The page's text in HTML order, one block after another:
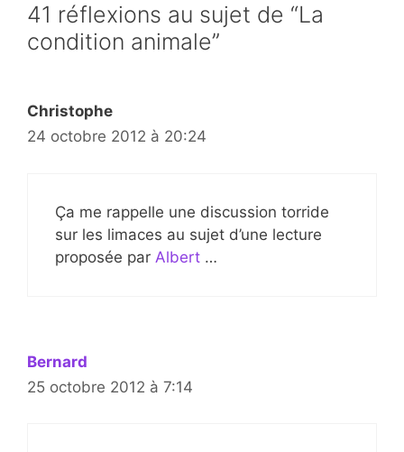
41 réflexions au sujet de “La
condition animale”
Christophe
24 octobre 2012 à 20:24
Ça me rappelle une discussion torride
sur les limaces au sujet d’une lecture
proposée par Albert …
Bernard
25 octobre 2012 à 7:14